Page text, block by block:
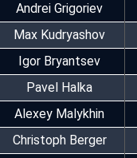
Andrei Grigoriev
Max Kudryashov
Igor Bryantsev
Pavel Halka
Alexey Malykhin
Christoph Berger